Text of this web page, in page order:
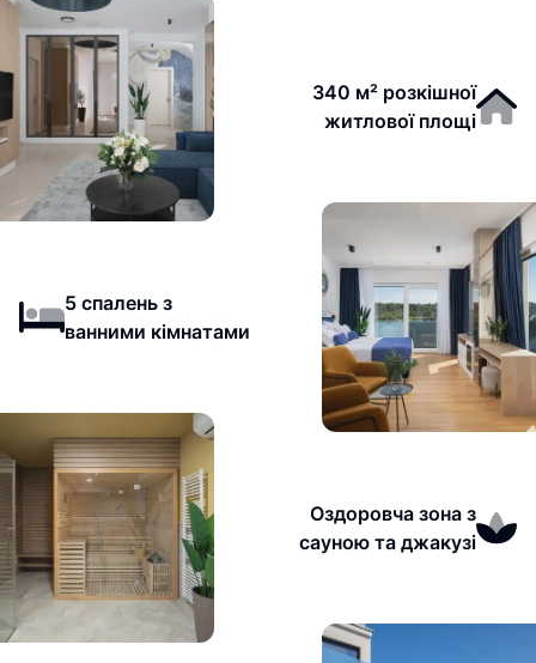
340 м² розкішної
житлової площі
5 спалень з
ванними кімнатами
Оздоровча зона з
сауною та джакузі